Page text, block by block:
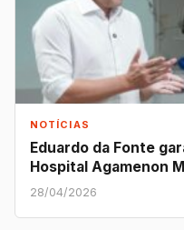
NOTÍCIAS
Eduardo da Fonte
Hospital Agamenon
28/04/2026